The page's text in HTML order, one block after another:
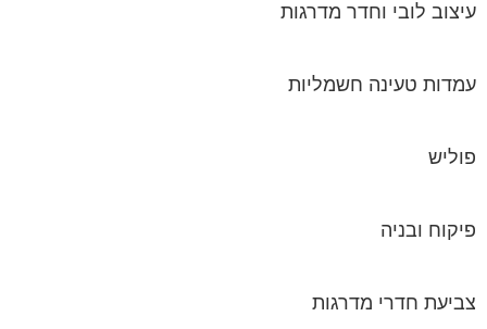
עיצוב לובי וחדר מדרגות
עמדות טעינה חשמליות
פוליש
פיקוח ובניה
צביעת חדרי מדרגות